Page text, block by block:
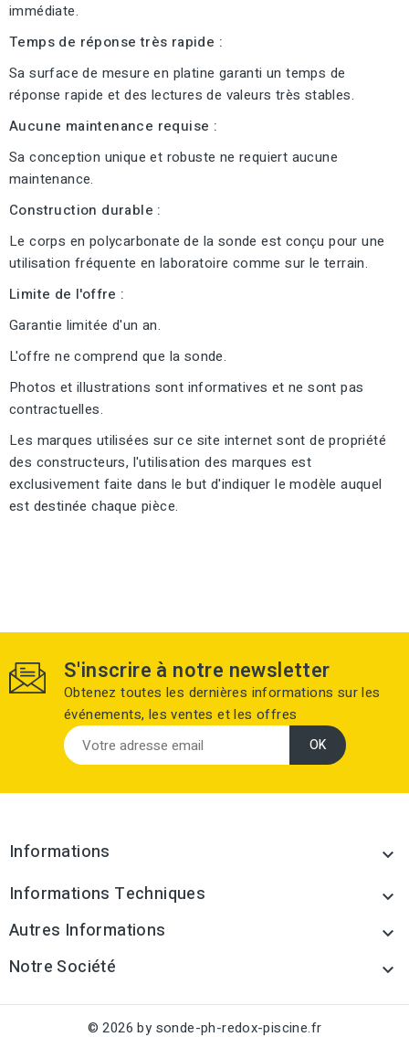
immédiate.
Temps de réponse très rapide :
Sa surface de mesure en platine garanti un temps de
réponse rapide et des lectures de valeurs très stables.
Aucune maintenance requise :
Sa conception unique et robuste ne requiert aucune
maintenance.
Construction durable :
Le corps en polycarbonate de la sonde est conçu pour une
utilisation fréquente en laboratoire comme sur le terrain.
Limite de l'offre :
Garantie limitée d'un an.
L'offre ne comprend que la sonde.
Photos et illustrations sont informatives et ne sont pas
contractuelles.
Les marques utilisées sur ce site internet sont de propriété
des constructeurs, l'utilisation des marques est
exclusivement faite dans le but d'indiquer le modèle auquel
est destinée chaque pièce.
S'inscrire à notre newsletter
Obtenez toutes les dernières informations sur les
événements, les ventes et les offres
Informations 
Informations Techniques 
Autres Informations 
Notre Société 
© 2026 by sonde-ph-redox-piscine.fr